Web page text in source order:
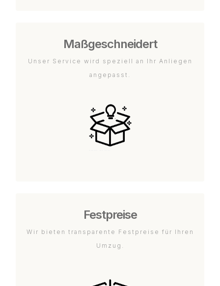
Maßgeschneidert
Unser Service wird speziell an Ihr Anliegen
angepasst.
Festpreise
Wir bieten transparente Festpreise für Ihren
Umzug.